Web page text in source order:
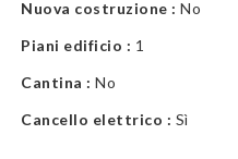
Nuova costruzione : No
Piani edificio : 1
Cantina : No
Cancello elettrico : Sì